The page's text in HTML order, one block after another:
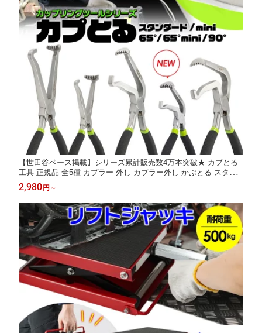
【世田谷ベース掲載】シリーズ累計販売数4万本突破★ カプとる
工具 正規品 全5種 カプラー 外し カプラー外し かぷとる スタン
ダード ／ mini／ 65°／65°mini ／ 90° カップリングツール 【実用
新案登録済・意匠権申請済】 セット使い 作業効率アップ
2,980円 ～